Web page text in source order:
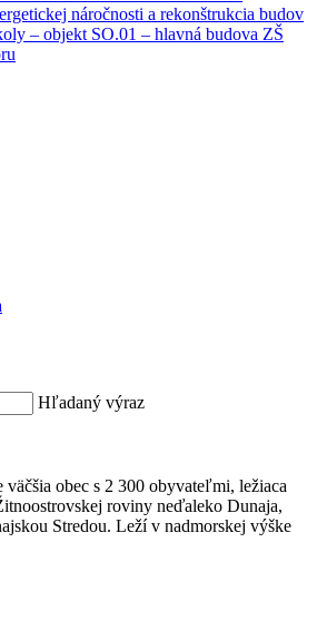
náročnosti a rekonštrukcia budov
– objekt SO.01 – hlavná budova ZŠ
Hľadaný výraz
obec s 2 300 obyvateľmi, ležiaca
roviny neďaleko Dunaja,
Stredou. Leží v nadmorskej výške